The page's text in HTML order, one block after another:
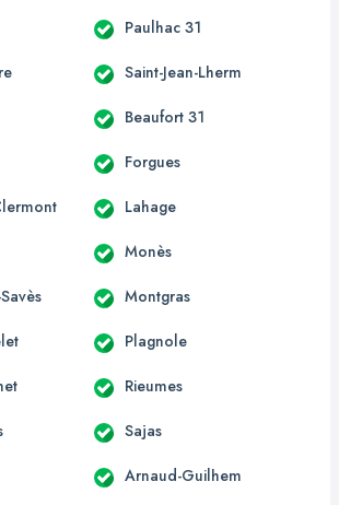
Paulhac 31
Saint-Jean-Lherm
Beaufort 31
Forgues
Lahage
Monès
Montgras
Plagnole
Rieumes
Sajas
Arnaud-Guilhem